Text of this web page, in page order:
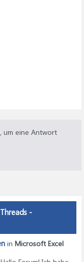
um eine Antwort
-
in Microsoft Excel